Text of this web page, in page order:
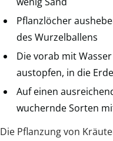
Pflanzlöcher
des Wurzelballens
Die vorab mit
austopfen, in die
Auf einen
wuchernde Sorten
Die Pflanzung von